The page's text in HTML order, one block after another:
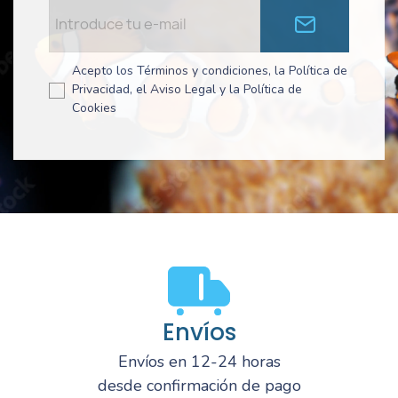
Acepto los Términos y condiciones, la Política de
Privacidad, el Aviso Legal y la Política de
Cookies
Envíos
Envíos en 12-24 horas
desde confirmación de pago